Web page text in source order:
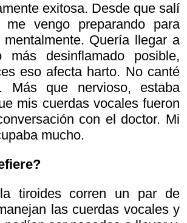
exitosa. Desde que salí
me vengo preparando para
Quería llegar a
desinflamado posible,
eso afecta harto. No canté
Más que nervioso, estaba
mis cuerdas vocales fueron
con el doctor. Mi
mucho.
tiroides corren un par de
las cuerdas vocales y